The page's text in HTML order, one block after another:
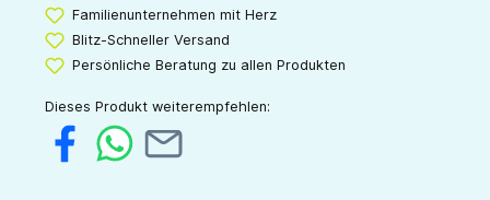
Familienunternehmen mit Herz
Blitz-Schneller Versand
Persönliche Beratung zu allen Produkten
Dieses Produkt weiterempfehlen: